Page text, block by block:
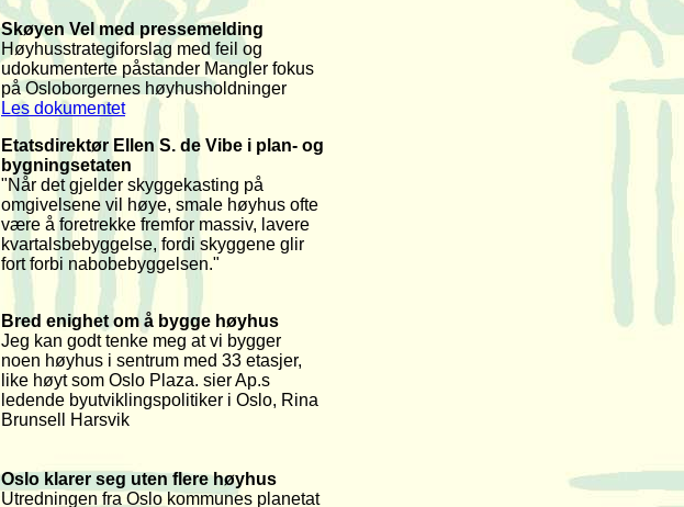
Skøyen Vel med pressemelding
Høyhusstrategiforslag med feil og
udokumenterte påstander Mangler fokus
på Osloborgernes høyhusholdninger
Les dokumentet
Etatsdirektør Ellen S. de Vibe i plan- og
bygningsetaten
"Når det gjelder skyggekasting på
omgivelsene vil høye, smale høyhus ofte
være å foretrekke fremfor massiv, lavere
kvartalsbebyggelse, fordi skyggene glir
fort forbi nabobebyggelsen."
Bred enighet om å bygge høyhus
Jeg kan godt tenke meg at vi bygger
noen høyhus i sentrum med 33 etasjer,
like høyt som Oslo Plaza. sier Ap.s
ledende byutviklingspolitiker i Oslo, Rina
Brunsell Harsvik
Oslo klarer seg uten flere høyhus
Utredningen fra Oslo kommunes planetat